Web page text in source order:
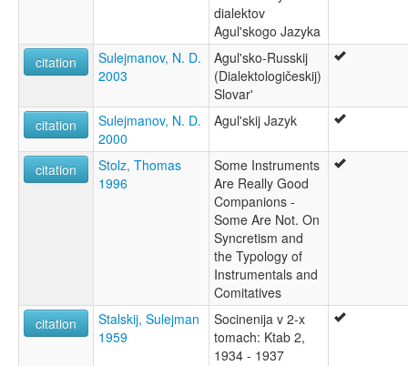
dialektov
Agul'skogo Jazyka
citation
Sulejmanov, N. D.
2003
Agul'sko-Russkij
(Dialektologičeskij)
Slovar'
citation
Sulejmanov, N. D.
2000
Agul'skij Jazyk
citation
Stolz, Thomas
1996
Some Instruments
Are Really Good
Companions -
Some Are Not. On
Syncretism and
the Typology of
Instrumentals and
Comitatives
citation
Stalskij, Sulejman
1959
Socinenija v 2-x
tomach: Ktab 2,
1934 - 1937